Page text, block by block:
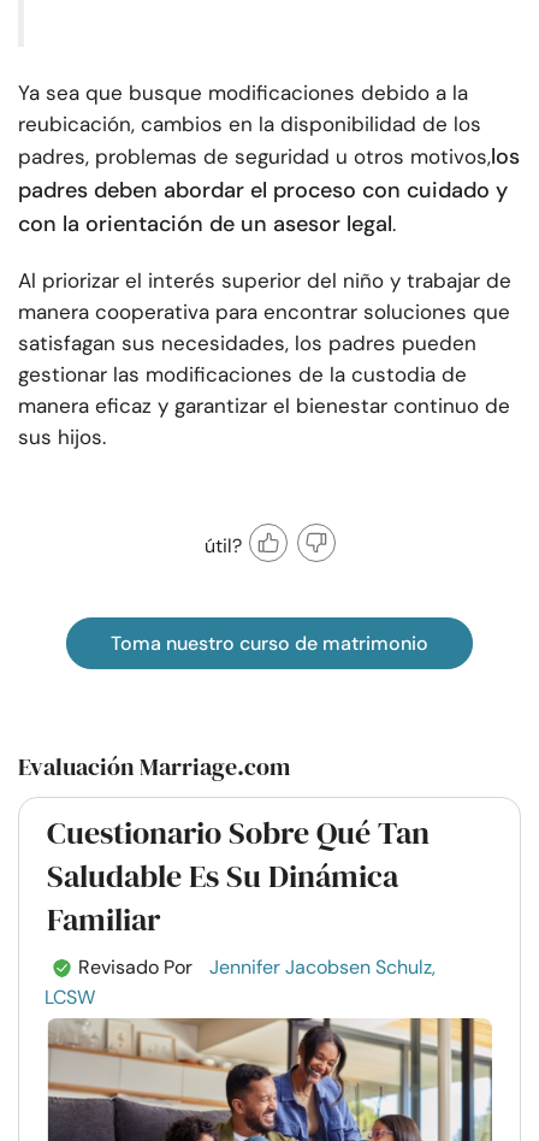
Ya sea que busque modificaciones debido a la
reubicación, cambios en la disponibilidad de los
padres, problemas de seguridad u otros motivos,los
padres deben abordar el proceso con cuidado y
con la orientación de un asesor legal.
Al priorizar el interés superior del niño y trabajar de
manera cooperativa para encontrar soluciones que
satisfagan sus necesidades, los padres pueden
gestionar las modificaciones de la custodia de
manera eficaz y garantizar el bienestar continuo de
sus hijos.
útil?
Toma nuestro curso de matrimonio
Evaluación Marriage.com
Cuestionario Sobre Qué Tan
Saludable Es Su Dinámica
Familiar
Revisado Por
Jennifer Jacobsen Schulz,
LCSW